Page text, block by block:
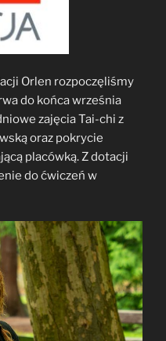
Orlen rozpoczęliśmy
do końca września
zajęcia Tai-chi z
oraz pokrycie
placówką. Z dotacji
do ćwiczeń w